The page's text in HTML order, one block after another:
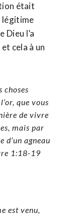
était
légitime
Dieu l’a
cela à un
choses
que vous
de vivre
mais par
d’un agneau
‭1‬:‭18‬-‭19‬
est venu,